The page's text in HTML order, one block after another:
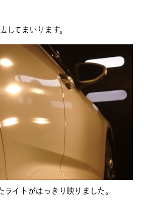
してまいります。
ライトがはっきり映りました。